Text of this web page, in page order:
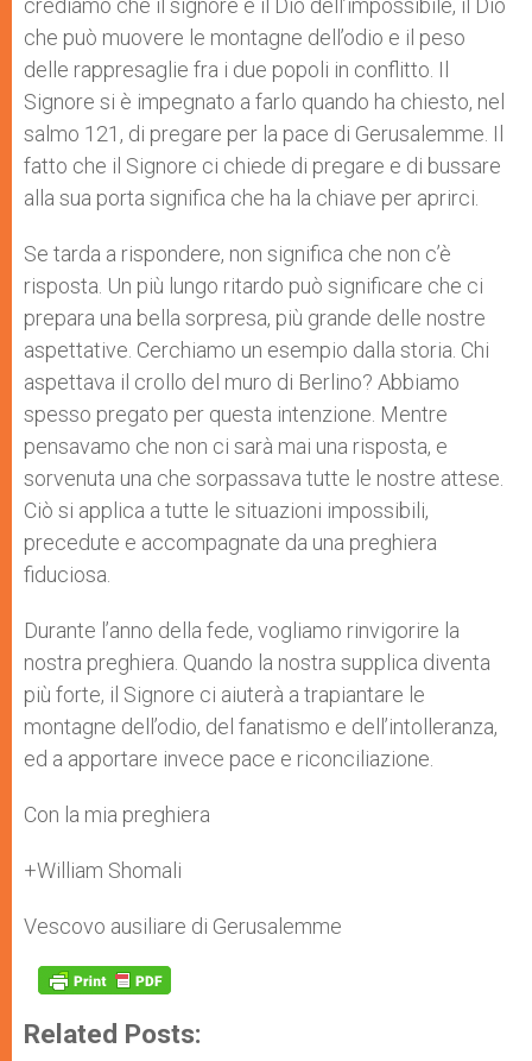
crediamo che il signore è il Dio dell’impossibile, il Dio
che può muovere le montagne dell’odio e il peso
delle rappresaglie fra i due popoli in conflitto. Il
Signore si è impegnato a farlo quando ha chiesto, nel
salmo 121, di pregare per la pace di Gerusalemme. Il
fatto che il Signore ci chiede di pregare e di bussare
alla sua porta significa che ha la chiave per aprirci.
Se tarda a rispondere, non significa che non c’è
risposta. Un più lungo ritardo può significare che ci
prepara una bella sorpresa, più grande delle nostre
aspettative. Cerchiamo un esempio dalla storia. Chi
aspettava il crollo del muro di Berlino? Abbiamo
spesso pregato per questa intenzione. Mentre
pensavamo che non ci sarà mai una risposta, e
sorvenuta una che sorpassava tutte le nostre attese.
Ciò si applica a tutte le situazioni impossibili,
precedute e accompagnate da una preghiera
fiduciosa.
Durante l’anno della fede, vogliamo rinvigorire la
nostra preghiera. Quando la nostra supplica diventa
più forte, il Signore ci aiuterà a trapiantare le
montagne dell’odio, del fanatismo e dell’intolleranza,
ed a apportare invece pace e riconciliazione.
Con la mia preghiera
+William Shomali
Vescovo ausiliare di Gerusalemme
Related Posts: